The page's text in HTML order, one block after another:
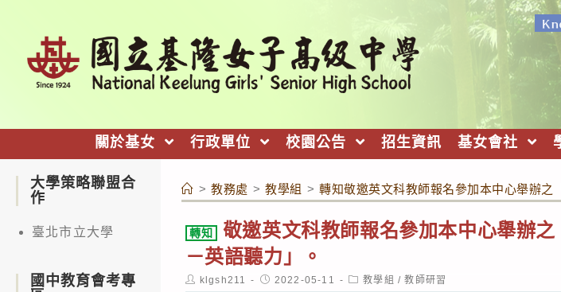
關於基女 行政單位 校園公告 招生資訊 基女會社
> 教務處 > 教學組 > 轉知敬邀英文科教師報名參加本中心舉辦之
轉知
敬邀英文科教師報名參加本中心舉辦
－英語聽力」。
Postklgsh211
Post2022-05-11
Post教學組 / 教師研習
大學策略聯盟合
作
臺北市立大學
國中教育會考專